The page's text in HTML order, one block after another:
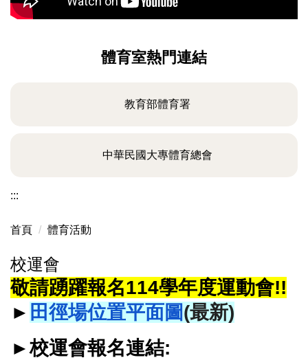
體育室熱門連結
教育部體育署
中華民國大專體育總會
:::
首頁 體育活動
校運會
敬請踴躍報名114學年度運動會!!
► 田徑場位置平面圖(最新)
►校運會報名連結: